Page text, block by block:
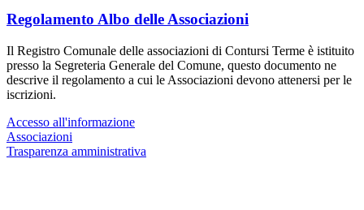
Regolamento Albo delle Associazioni
Il Registro Comunale delle associazioni di Contursi Terme è istituito
presso la Segreteria Generale del Comune, questo documento ne
descrive il regolamento a cui le Associazioni devono attenersi per le
iscrizioni.
Accesso all'informazione
Associazioni
Trasparenza amministrativa